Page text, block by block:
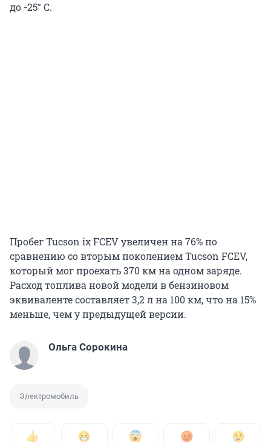
до -25° C.
Пробег Tucson ix FCEV увеличен на 76% по
сравнению со вторым поколением Tucson FCEV,
который мог проехать 370 км на одном заряде.
Расход топлива новой модели в бензиновом
эквиваленте составляет 3,2 л на 100 км, что на 15%
меньше, чем у предыдущей версии.
Ольга Сорокина
Электромобиль